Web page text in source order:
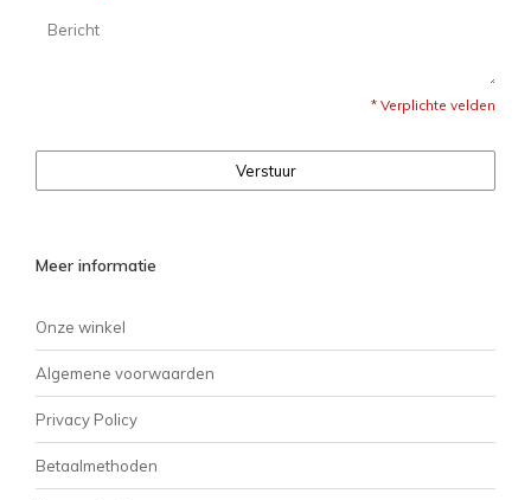
* Verplichte velden
Verstuur
Meer informatie
Onze winkel
Algemene voorwaarden
Privacy Policy
Betaalmethoden